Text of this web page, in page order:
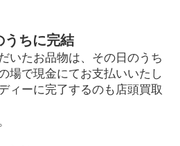
うちに完結
いたお品物は、その日のうち
場で現金にてお支払いいたし
ィーに完了するのも店頭買取